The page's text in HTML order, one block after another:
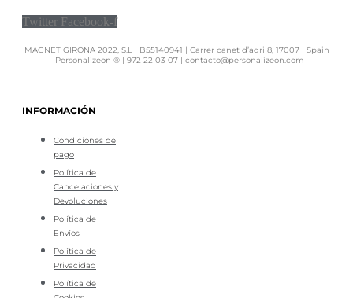
Twitter Facebook-f
MAGNET GIRONA 2022, S.L | B55140941 | Carrer canet d’adri 8, 17007 | Spain
– Personalizeon ® | 972 22 03 07 | contacto@personalizeon.com
INFORMACIÓN
Condiciones de
pago
Política de
Cancelaciones y
Devoluciones
Política de
Envíos
Política de
Privacidad
Política de